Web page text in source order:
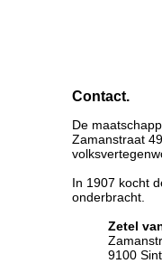
Contact.
De
Zamanstraat
In 1907 kocht
onderbracht.
Zetel
9100